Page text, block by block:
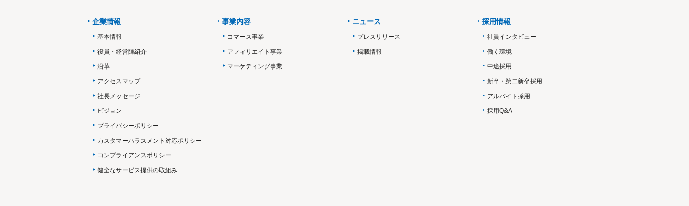
企業情報
基本情報
役員・経営陣紹介
沿革
アクセスマップ
社長メッセージ
ビジョン
プライバシーポリシー
カスタマーハラスメント対応ポリシー
コンプライアンスポリシー
健全なサービス提供の取組み
事業内容
コマース事業
アフィリエイト事業
マーケティング事業
ニュース
プレスリリース
掲載情報
採用情報
社員インタビュー
働く環境
中途採用
新卒・第二新卒採用
アルバイト採用
採用Q&A